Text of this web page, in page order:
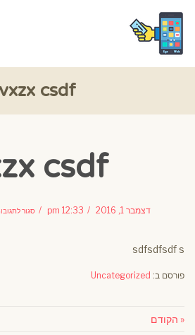
vxzx csdf
csdf
דצמבר 1, 2016 12:33 pm סגור
sdfsdfsdf s
פורסם ב: Uncategorized
« הקודם